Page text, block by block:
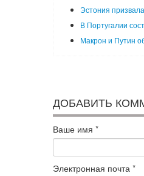
Эстония
В Португалии
Макрон и Путин
ДОБАВИТЬ
Ваше имя *
Электронная почта *